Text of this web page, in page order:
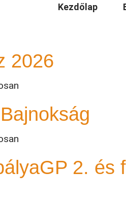
Kezdőlap
2026
2.